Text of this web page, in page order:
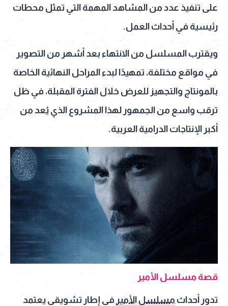
على تنفيذ عدد من المشاهد المهمة التي تمثل محطات
رئيسية في أحداث العمل.
ويقترب المسلسل من الانتهاء بعد أشهر من التصوير
في مواقع مختلفة، تمهيدًا لبدء المراحل النهائية الخاصة
بالمونتاج والتجهيز للعرض خلال الفترة المقبلة، في ظل
ترقب واسع من الجمهور لهذا المشروع الذي يُعد من
أكبر الإنتاجات الدرامية العربية.
قصة مسلسل الأمير
تدور أحداث مسلسل الأمير في إطار تشويقي يعتمد